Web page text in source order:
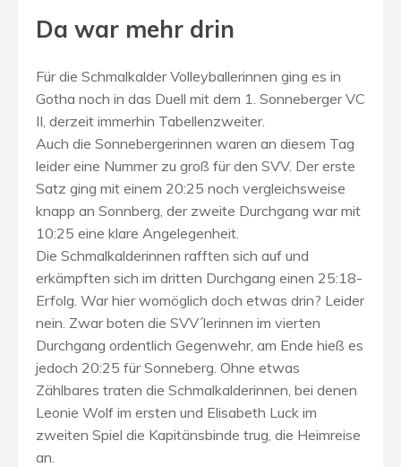
Da war mehr drin
Für die Schmalkalder Volleyballerinnen ging es in
Gotha noch in das Duell mit dem 1. Sonneberger VC
II, derzeit immerhin Tabellenzweiter.
Auch die Sonnebergerinnen waren an diesem Tag
leider eine Nummer zu groß für den SVV. Der erste
Satz ging mit einem 20:25 noch vergleichsweise
knapp an Sonnberg, der zweite Durchgang war mit
10:25 eine klare Angelegenheit.
Die Schmalkalderinnen rafften sich auf und
erkämpften sich im dritten Durchgang einen 25:18-
Erfolg. War hier womöglich doch etwas drin? Leider
nein. Zwar boten die SVV´lerinnen im vierten
Durchgang ordentlich Gegenwehr, am Ende hieß es
jedoch 20:25 für Sonneberg. Ohne etwas
Zählbares traten die Schmalkalderinnen, bei denen
Leonie Wolf im ersten und Elisabeth Luck im
zweiten Spiel die Kapitänsbinde trug, die Heimreise
an.